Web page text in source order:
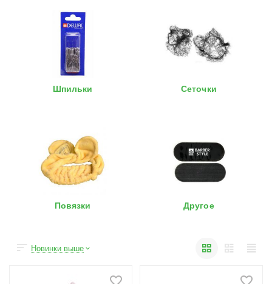
Шпильки Сеточки
Повязки Другое
Новинки выше